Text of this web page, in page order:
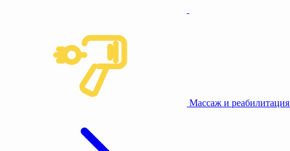
Массаж и реабилитация